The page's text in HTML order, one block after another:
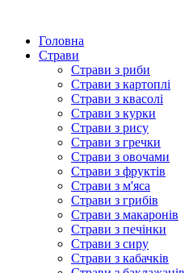
Головна
Страви
Страви з риби
Страви з картоплі
Страви з квасолі
Страви з курки
Страви з рису
Страви з гречки
Страви з овочами
Страви з фруктів
Страви з м'яса
Страви з грибів
Страви з макаронів
Страви з печінки
Страви з сиру
Страви з кабачків